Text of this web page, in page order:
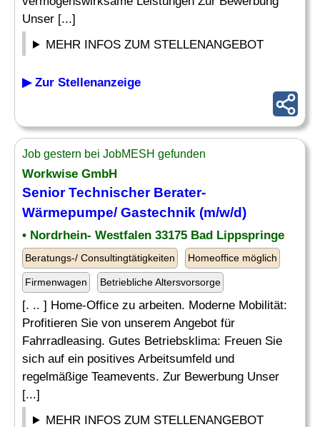
Unser [...]
MEHR INFOS ZUM STELLENANGEBOT
▶ Zur Stellenanzeige
Job gestern bei JobMESH gefunden
Workwise GmbH
SeniorTechnischer Berater-
Wärmepumpe/ Gastechnik (m/w/d)
• Nordrhein- Westfalen 33175 Bad Lippspringe
Beratungs-/ Consultingtätigkeiten Homeoffice möglich
Firmenwagen Betriebliche Altersvorsorge
[. .. ] Home-Office zu arbeiten. Moderne Mobilität:
Profitieren Sie von unserem Angebot für
Fahrradleasing. Gutes Betriebsklima: Freuen Sie
sich auf ein positives Arbeitsumfeld und
regelmäßige Teamevents. Zur Bewerbung Unser
[...]
MEHR INFOS ZUM STELLENANGEBOT